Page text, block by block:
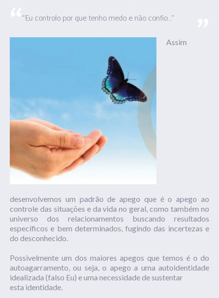
“Eu controlo por que tenho medo e não confio…”
Assim
desenvolvemos um padrão de apego que é o apego ao
controle das situações e da vida no geral, como também no
universo dos relacionamentos buscando resultados
específicos e bem determinados, fugindo das incertezas e
do desconhecido.
Possivelmente um dos maiores apegos que temos é o do
autoagarramento, ou seja, o apego a uma autoidentidade
idealizada (falso Eu) e uma necessidade de sustentar
esta identidade.